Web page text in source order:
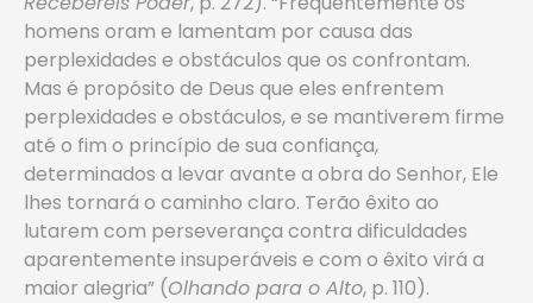
homens oram e lamentam por causa das
perplexidades e obstáculos que os confrontam.
Mas é propósito de Deus que eles enfrentem
perplexidades e obstáculos, e se mantiverem firme
até o fim o princípio de sua confiança,
determinados a levar avante a obra do Senhor, Ele
lhes tornará o caminho claro. Terão êxito ao
lutarem com perseverança contra dificuldades
aparentemente insuperáveis e com o êxito virá a
maior alegria” (Olhando para o Alto, p. 110).